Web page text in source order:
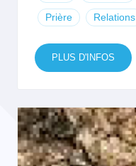
Prière Relations
PLUS D'INFOS